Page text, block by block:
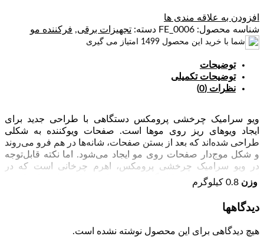
افزودن به علاقه مندی ها
شناسه محصول: FE_0006 دسته: تجهیزات برقی, فرکننده مو
شما با خرید این محصول 1499 امتیاز می گیری
توضیحات
توضیحات تکمیلی
نظرات (0)
ویو سرامیک چرخشی پرومکس دستگاهی با طراحی جدید برای
ایجاد ویوهای ریز روی موها است. صفحات ویوکننده به شکلی
طراحی شده‌اند که بعد از بستن صفحات، شانه‌ها در هم فرو می‌روند
و شکل موج‌دار صفحات روی مو ایجاد می‌شود. اما نکته قابل‌توجه
در ویو سرامیک چرخشی پرومکس، اهرم چرخانی است که در
انتهای یکی از صفحات کار گذاشته شده است. با چرخاندن این اهرم،
صفحه موج‌دار نیز می‌چرخد. به کمک این قابلیت می‌توان به‌راحتی
موها را بین صفحات حرکت داد و موج‌های یکنواختی را روی مو ایجاد
کرد. روی صفحات دستگاه با سرامیک تورمالین پوشش داده شده
است. سرامیک پخش دمای یکنواختی دارد و در تماس با مو، آسیبی
به ساقه مو وارد نمی‌کند. تورمالین هم منبع طبیعی یون‌های منفی
وزن 0.8 کیلوگرم
دیدگاهها
هیچ دیدگاهی برای این محصول نوشته نشده است.